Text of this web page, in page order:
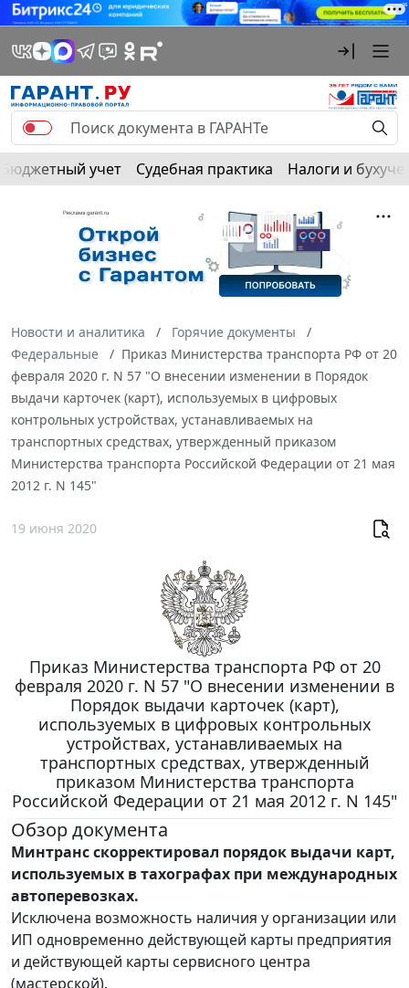
Бюджетный учет Судебная практика Налоги и
Новости и аналитика
Горячие документы
Федеральные
Приказ Министерства транспорта РФ от 20
февраля 2020 г. N 57 "О внесении изменении в Порядок
выдачи карточек (карт), используемых в цифровых
контрольных устройствах, устанавливаемых на
транспортных средствах, утвержденный приказом
Министерства транспорта Российской Федерации от 21 мая
2012 г. N 145"
19 июня 2020
Приказ Министерства транспорта РФ от 20
февраля 2020 г. N 57 "О внесении изменении в
Порядок выдачи карточек (карт),
используемых в цифровых контрольных
устройствах, устанавливаемых на
транспортных средствах, утвержденный
приказом Министерства транспорта
Российской Федерации от 21 мая 2012 г. N 145"
Обзор документа
Минтранс скорректировал порядок выдачи карт,
используемых в тахографах при международных
автоперевозках.
Исключена возможность наличия у организации или
ИП одновременно действующей карты предприятия
и действующей карты сервисного центра
(мастерской).